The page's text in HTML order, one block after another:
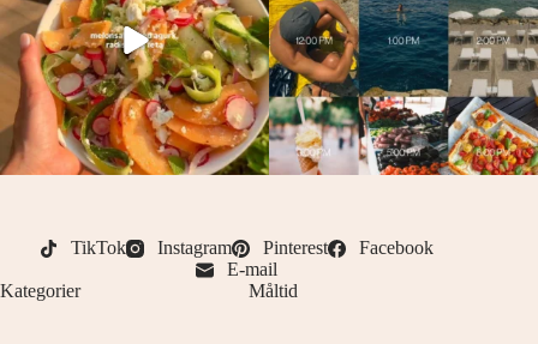
TikTok Instagram Pinterest
Facebook
E-mail
Kategorier
Måltid